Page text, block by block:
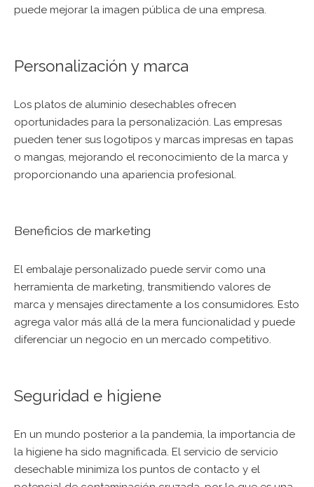
puede mejorar la imagen pública de una empresa.
Personalización y marca
Los platos de aluminio desechables ofrecen
oportunidades para la personalización. Las empresas
pueden tener sus logotipos y marcas impresas en tapas
o mangas, mejorando el reconocimiento de la marca y
proporcionando una apariencia profesional.
Beneficios de marketing
El embalaje personalizado puede servir como una
herramienta de marketing, transmitiendo valores de
marca y mensajes directamente a los consumidores. Esto
agrega valor más allá de la mera funcionalidad y puede
diferenciar un negocio en un mercado competitivo.
Seguridad e higiene
En un mundo posterior a la pandemia, la importancia de
la higiene ha sido magnificada. El servicio de servicio
desechable minimiza los puntos de contacto y el